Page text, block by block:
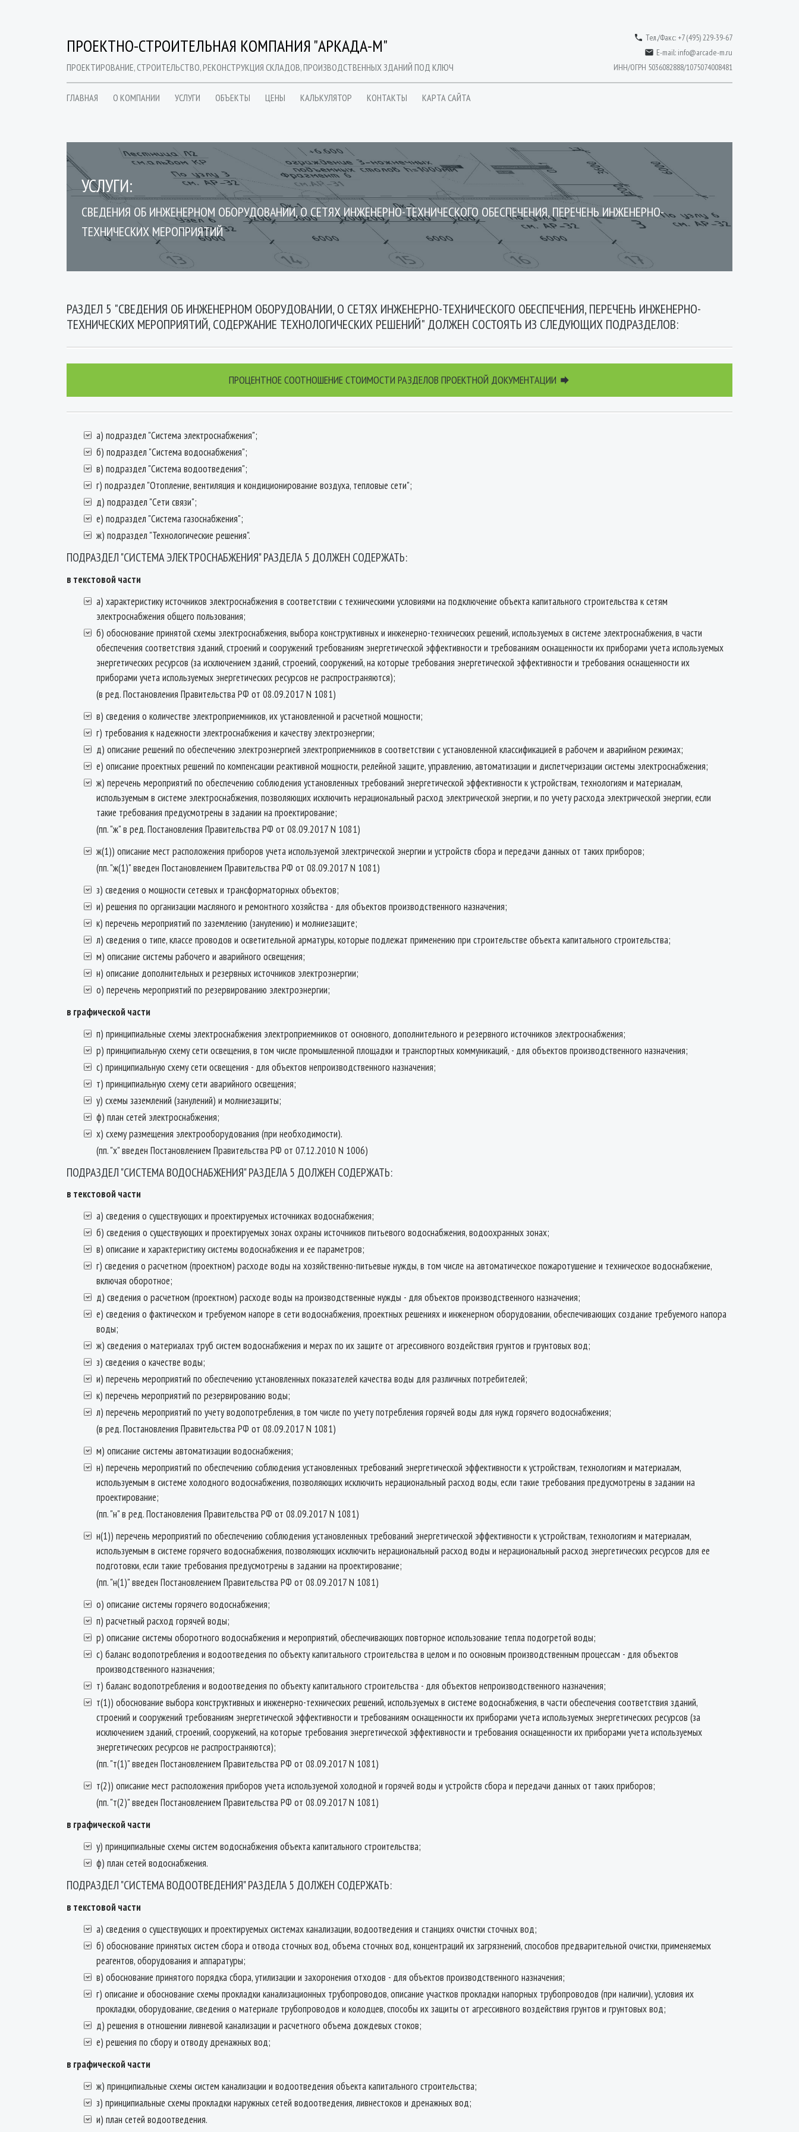
ПРОЕКТНО-СТРОИТЕЛЬНАЯ КОМПАНИЯ "АРКАДА-М"
ПРОЕКТИРОВАНИЕ, СТРОИТЕЛЬСТВО, РЕКОНСТРУКЦИЯ СКЛАДОВ, ПРОИЗВОДСТВЕННЫХ ЗДАНИЙ ПОД КЛЮЧ
 Тел./Факс: +7 (495) 229-39-67
 E-mail: info@arcade-m.ru
ИНН/ОГРН 5036082888/1075074008481
ГЛАВНАЯ О КОМПАНИИ УСЛУГИ ОБЪЕКТЫ ЦЕНЫ КАЛЬКУЛЯТОР КОНТАКТЫ КАРТА САЙТА
УСЛУГИ:
СВЕДЕНИЯ ОБ ИНЖЕНЕРНОМ ОБОРУДОВАНИИ, О СЕТЯХ ИНЖЕНЕРНО-ТЕХНИЧЕСКОГО ОБЕСПЕЧЕНИЯ, ПЕРЕЧЕНЬ ИНЖЕНЕРНО-
ТЕХНИЧЕСКИХ МЕРОПРИЯТИЙ
РАЗДЕЛ 5 "СВЕДЕНИЯ ОБ ИНЖЕНЕРНОМ ОБОРУДОВАНИИ, О СЕТЯХ ИНЖЕНЕРНО-ТЕХНИЧЕСКОГО ОБЕСПЕЧЕНИЯ, ПЕРЕЧЕНЬ ИНЖЕНЕРНО-
ТЕХНИЧЕСКИХ МЕРОПРИЯТИЙ, СОДЕРЖАНИЕ ТЕХНОЛОГИЧЕСКИХ РЕШЕНИЙ" ДОЛЖЕН СОСТОЯТЬ ИЗ СЛЕДУЮЩИХ ПОДРАЗДЕЛОВ:
ПРОЦЕНТНОЕ СООТНОШЕНИЕ СТОИМОСТИ РАЗДЕЛОВ ПРОЕКТНОЙ ДОКУМЕНТАЦИИ 
а) подраздел "Система электроснабжения";
б) подраздел "Система водоснабжения";
в) подраздел "Система водоотведения";
г) подраздел "Отопление, вентиляция и кондиционирование воздуха, тепловые сети";
д) подраздел "Сети связи";
е) подраздел "Система газоснабжения";
ж) подраздел "Технологические решения".
ПОДРАЗДЕЛ "СИСТЕМА ЭЛЕКТРОСНАБЖЕНИЯ" РАЗДЕЛА 5 ДОЛЖЕН СОДЕРЖАТЬ:
в текстовой части
а) характеристику источников электроснабжения в соответствии с техническими условиями на подключение объекта капитального строительства к сетям
электроснабжения общего пользования;
б) обоснование принятой схемы электроснабжения, выбора конструктивных и инженерно-технических решений, используемых в системе электроснабжения, в части
обеспечения соответствия зданий, строений и сооружений требованиям энергетической эффективности и требованиям оснащенности их приборами учета используемых
энергетических ресурсов (за исключением зданий, строений, сооружений, на которые требования энергетической эффективности и требования оснащенности их
приборами учета используемых энергетических ресурсов не распространяются);
(в ред. Постановления Правительства РФ от 08.09.2017 N 1081)
в) сведения о количестве электроприемников, их установленной и расчетной мощности;
г) требования к надежности электроснабжения и качеству электроэнергии;
д) описание решений по обеспечению электроэнергией электроприемников в соответствии с установленной классификацией в рабочем и аварийном режимах;
е) описание проектных решений по компенсации реактивной мощности, релейной защите, управлению, автоматизации и диспетчеризации системы электроснабжения;
ж) перечень мероприятий по обеспечению соблюдения установленных требований энергетической эффективности к устройствам, технологиям и материалам,
используемым в системе электроснабжения, позволяющих исключить нерациональный расход электрической энергии, и по учету расхода электрической энергии, если
такие требования предусмотрены в задании на проектирование;
(пп. "ж" в ред. Постановления Правительства РФ от 08.09.2017 N 1081)
ж(1)) описание мест расположения приборов учета используемой электрической энергии и устройств сбора и передачи данных от таких приборов;
(пп. "ж(1)" введен Постановлением Правительства РФ от 08.09.2017 N 1081)
з) сведения о мощности сетевых и трансформаторных объектов;
и) решения по организации масляного и ремонтного хозяйства - для объектов производственного назначения;
к) перечень мероприятий по заземлению (занулению) и молниезащите;
л) сведения о типе, классе проводов и осветительной арматуры, которые подлежат применению при строительстве объекта капитального строительства;
м) описание системы рабочего и аварийного освещения;
н) описание дополнительных и резервных источников электроэнергии;
о) перечень мероприятий по резервированию электроэнергии;
в графической части
п) принципиальные схемы электроснабжения электроприемников от основного, дополнительного и резервного источников электроснабжения;
р) принципиальную схему сети освещения, в том числе промышленной площадки и транспортных коммуникаций, - для объектов производственного назначения;
с) принципиальную схему сети освещения - для объектов непроизводственного назначения;
т) принципиальную схему сети аварийного освещения;
у) схемы заземлений (занулений) и молниезащиты;
ф) план сетей электроснабжения;
х) схему размещения электрооборудования (при необходимости).
(пп. "х" введен Постановлением Правительства РФ от 07.12.2010 N 1006)
ПОДРАЗДЕЛ "СИСТЕМА ВОДОСНАБЖЕНИЯ" РАЗДЕЛА 5 ДОЛЖЕН СОДЕРЖАТЬ:
в текстовой части
а) сведения о существующих и проектируемых источниках водоснабжения;
б) сведения о существующих и проектируемых зонах охраны источников питьевого водоснабжения, водоохранных зонах;
в) описание и характеристику системы водоснабжения и ее параметров;
г) сведения о расчетном (проектном) расходе воды на хозяйственно-питьевые нужды, в том числе на автоматическое пожаротушение и техническое водоснабжение,
включая оборотное;
д) сведения о расчетном (проектном) расходе воды на производственные нужды - для объектов производственного назначения;
е) сведения о фактическом и требуемом напоре в сети водоснабжения, проектных решениях и инженерном оборудовании, обеспечивающих создание требуемого напора
воды;
ж) сведения о материалах труб систем водоснабжения и мерах по их защите от агрессивного воздействия грунтов и грунтовых вод;
з) сведения о качестве воды;
и) перечень мероприятий по обеспечению установленных показателей качества воды для различных потребителей;
к) перечень мероприятий по резервированию воды;
л) перечень мероприятий по учету водопотребления, в том числе по учету потребления горячей воды для нужд горячего водоснабжения;
(в ред. Постановления Правительства РФ от 08.09.2017 N 1081)
м) описание системы автоматизации водоснабжения;
н) перечень мероприятий по обеспечению соблюдения установленных требований энергетической эффективности к устройствам, технологиям и материалам,
используемым в системе холодного водоснабжения, позволяющих исключить нерациональный расход воды, если такие требования предусмотрены в задании на
проектирование;
(пп. "н" в ред. Постановления Правительства РФ от 08.09.2017 N 1081)
н(1)) перечень мероприятий по обеспечению соблюдения установленных требований энергетической эффективности к устройствам, технологиям и материалам,
используемым в системе горячего водоснабжения, позволяющих исключить нерациональный расход воды и нерациональный расход энергетических ресурсов для ее
подготовки, если такие требования предусмотрены в задании на проектирование;
(пп. "н(1)" введен Постановлением Правительства РФ от 08.09.2017 N 1081)
о) описание системы горячего водоснабжения;
п) расчетный расход горячей воды;
р) описание системы оборотного водоснабжения и мероприятий, обеспечивающих повторное использование тепла подогретой воды;
с) баланс водопотребления и водоотведения по объекту капитального строительства в целом и по основным производственным процессам - для объектов
производственного назначения;
т) баланс водопотребления и водоотведения по объекту капитального строительства - для объектов непроизводственного назначения;
т(1)) обоснование выбора конструктивных и инженерно-технических решений, используемых в системе водоснабжения, в части обеспечения соответствия зданий,
строений и сооружений требованиям энергетической эффективности и требованиям оснащенности их приборами учета используемых энергетических ресурсов (за
исключением зданий, строений, сооружений, на которые требования энергетической эффективности и требования оснащенности их приборами учета используемых
энергетических ресурсов не распространяются);
(пп. "т(1)" введен Постановлением Правительства РФ от 08.09.2017 N 1081)
т(2)) описание мест расположения приборов учета используемой холодной и горячей воды и устройств сбора и передачи данных от таких приборов;
(пп. "т(2)" введен Постановлением Правительства РФ от 08.09.2017 N 1081)
в графической части
у) принципиальные схемы систем водоснабжения объекта капитального строительства;
ф) план сетей водоснабжения.
ПОДРАЗДЕЛ "СИСТЕМА ВОДООТВЕДЕНИЯ" РАЗДЕЛА 5 ДОЛЖЕН СОДЕРЖАТЬ:
в текстовой части
а) сведения о существующих и проектируемых системах канализации, водоотведения и станциях очистки сточных вод;
б) обоснование принятых систем сбора и отвода сточных вод, объема сточных вод, концентраций их загрязнений, способов предварительной очистки, применяемых
реагентов, оборудования и аппаратуры;
в) обоснование принятого порядка сбора, утилизации и захоронения отходов - для объектов производственного назначения;
г) описание и обоснование схемы прокладки канализационных трубопроводов, описание участков прокладки напорных трубопроводов (при наличии), условия их
прокладки, оборудование, сведения о материале трубопроводов и колодцев, способы их защиты от агрессивного воздействия грунтов и грунтовых вод;
д) решения в отношении ливневой канализации и расчетного объема дождевых стоков;
е) решения по сбору и отводу дренажных вод;
в графической части
ж) принципиальные схемы систем канализации и водоотведения объекта капитального строительства;
з) принципиальные схемы прокладки наружных сетей водоотведения, ливнестоков и дренажных вод;
и) план сетей водоотведения.